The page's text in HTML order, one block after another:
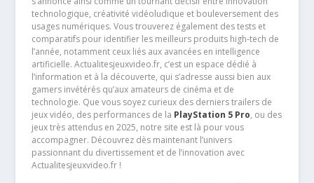
technologique, créativité vidéoludique et bouleversement des
usages numériques. Vous trouverez également des tests et
comparatifs pour identifier les meilleurs produits high-tech de
l’année, notamment ceux liés aux avancées en intelligence
artificielle. Actualitesjeuxvideo.fr, c’est un espace dédié à
l’information et à la découverte, qui s’adresse aussi bien aux
gamers invétérés qu’aux amateurs de cinéma et de
technologie. Que vous soyez curieux des derniers trailers de
jeux vidéo, des performances de la PlayStation 5 Pro, ou des
jeux très attendus en 2025, notre site est là pour vous
accompagner. Découvrez dès maintenant l’univers
passionnant du divertissement et de l’innovation avec
Actualitesjeuxvideo.fr !